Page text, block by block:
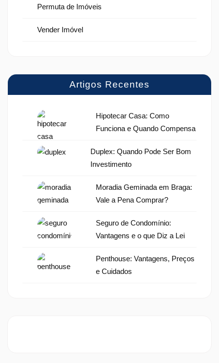
Permuta de Imóveis
Vender Imóvel
Artigos Recentes
Hipotecar Casa: Como
Funciona e Quando Compensa
Duplex: Quando Pode Ser Bom
Investimento
Moradia Geminada em Braga:
Vale a Pena Comprar?
Seguro de Condomínio:
Vantagens e o que Diz a Lei
Penthouse: Vantagens, Preços
e Cuidados